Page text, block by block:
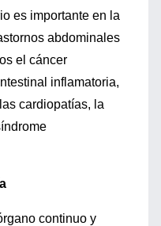
es importante en la
abdominales
el cáncer
inflamatoria,
cardiopatías, la
continuo y